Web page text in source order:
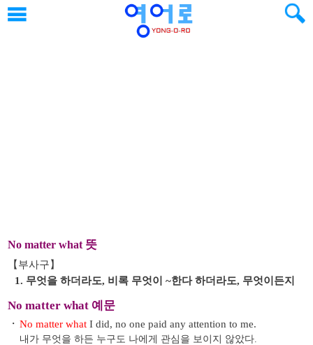
No matter what뜻
【부사구】
1. 무엇을 하더라도, 비록 무엇이 ~한다 하더라도, 무엇이든지
No matter what 예문
・ No matter what I did, no one paid any attention to me.
내가 무엇을 하든 누구도 나에게 관심을 보이지 않았다.